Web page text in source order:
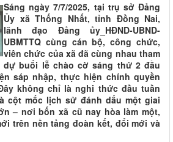
Sáng ngày 7/7/2025, tại trụ sở Đảng
Ủy xã Thống Nhất, tỉnh Đồng Nai,
lãnh đạo Đảng ủy_HĐND-UBND-
UBMTTQ cùng cán bộ, công chức,
viên chức của xã đã cùng nhau tham
dự buổi lễ chào cờ sáng thứ 2 đầu
sáp nhập, thực hiện chính quyền
không chỉ là nghi thức đầu tuần
cột mốc lịch sử đánh dấu một giai
– nơi bốn xã cũ nay hòa làm một,
trên nền tảng đoàn kết, đổi mới và